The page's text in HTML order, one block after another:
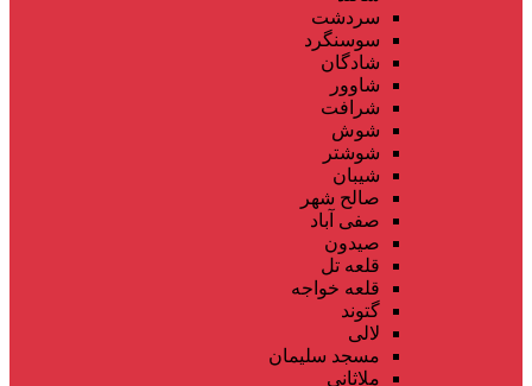
سردشت
سوسنگرد
شادگان
شاوور
شرافت
شوش
شوشتر
شیبان
صالح شهر
صفی آباد
صیدون
قلعه تل
قلعه خواجه
گتوند
لالی
مسجد سلیمان
ملاثانی